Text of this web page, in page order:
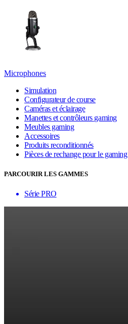
Microphones
Simulation
Configurateur de course
Caméras et éclairage
Manettes et contrôleurs gaming
Meubles gaming
Accessoires
Produits reconditionnés
Pièces de rechange pour le gaming
PARCOURIR LES GAMMES
Série PRO